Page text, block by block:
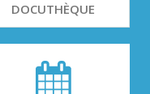
DOCUTHÈQUE